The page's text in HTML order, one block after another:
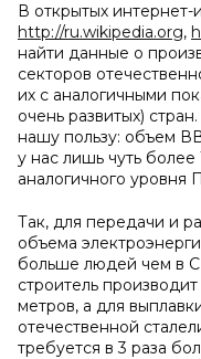
В открытых интернет-
http://ru.wikipedia.org,
найти данные о
секторов
их с аналогичными
очень развитых)
нашу пользу: объем
у нас лишь чуть
аналогичного уровня
Так, для передачи и
объема
больше людей чем в
строитель
метров, а для
отечественной
требуется в 3 раза